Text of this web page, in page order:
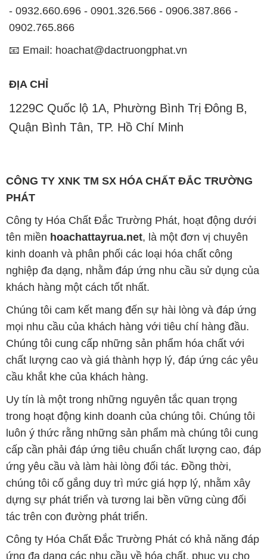
- 0932.660.696 - 0901.326.566 - 0906.387.866 -
0902.765.866
📧 Email: hoachat@dactruongphat.vn
ĐỊA CHỈ
1229C Quốc lộ 1A, Phường Bình Trị Đông B,
Quận Bình Tân, TP. Hồ Chí Minh
CÔNG TY XNK TM SX HÓA CHẤT ĐẮC TRƯỜNG
PHÁT
Công ty Hóa Chất Đắc Trường Phát, hoạt động dưới
tên miền hoachattayrua.net, là một đơn vị chuyên
kinh doanh và phân phối các loại hóa chất công
nghiệp đa dạng, nhằm đáp ứng nhu cầu sử dụng của
khách hàng một cách tốt nhất.
Chúng tôi cam kết mang đến sự hài lòng và đáp ứng
mọi nhu cầu của khách hàng với tiêu chí hàng đầu.
Chúng tôi cung cấp những sản phẩm hóa chất với
chất lượng cao và giá thành hợp lý, đáp ứng các yêu
cầu khắt khe của khách hàng.
Uy tín là một trong những nguyên tắc quan trọng
trong hoạt động kinh doanh của chúng tôi. Chúng tôi
luôn ý thức rằng những sản phẩm mà chúng tôi cung
cấp cần phải đáp ứng tiêu chuẩn chất lượng cao, đáp
ứng yêu cầu và làm hài lòng đối tác. Đồng thời,
chúng tôi cố gắng duy trì mức giá hợp lý, nhằm xây
dựng sự phát triển và tương lai bền vững cùng đối
tác trên con đường phát triển.
Công ty Hóa Chất Đắc Trường Phát có khả năng đáp
ứng đa dạng các nhu cầu về hóa chất, phục vụ cho